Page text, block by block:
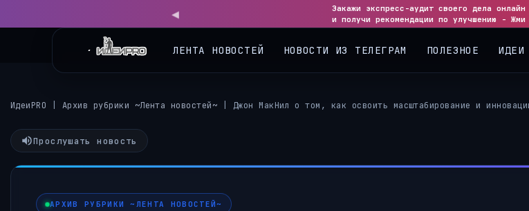
Закажи экспресс-аудит своего дела
и получи рекомендации по улучшению -
ИдеиPRO Архив рубрики ~Лента новостей~ Джон МакНил о том, как освоить масштабирование и
Прослушать новость
АРХИВ РУБРИКИ ~ЛЕНТА НОВОСТЕЙ~